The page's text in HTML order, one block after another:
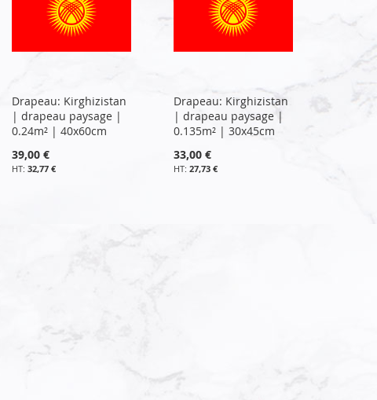
Drapeau: Kirghizistan
| drapeau paysage |
0.24m² | 40x60cm
39,00 €
32,77 €
Drapeau: Kirghizistan
| drapeau paysage |
0.135m² | 30x45cm
33,00 €
27,73 €